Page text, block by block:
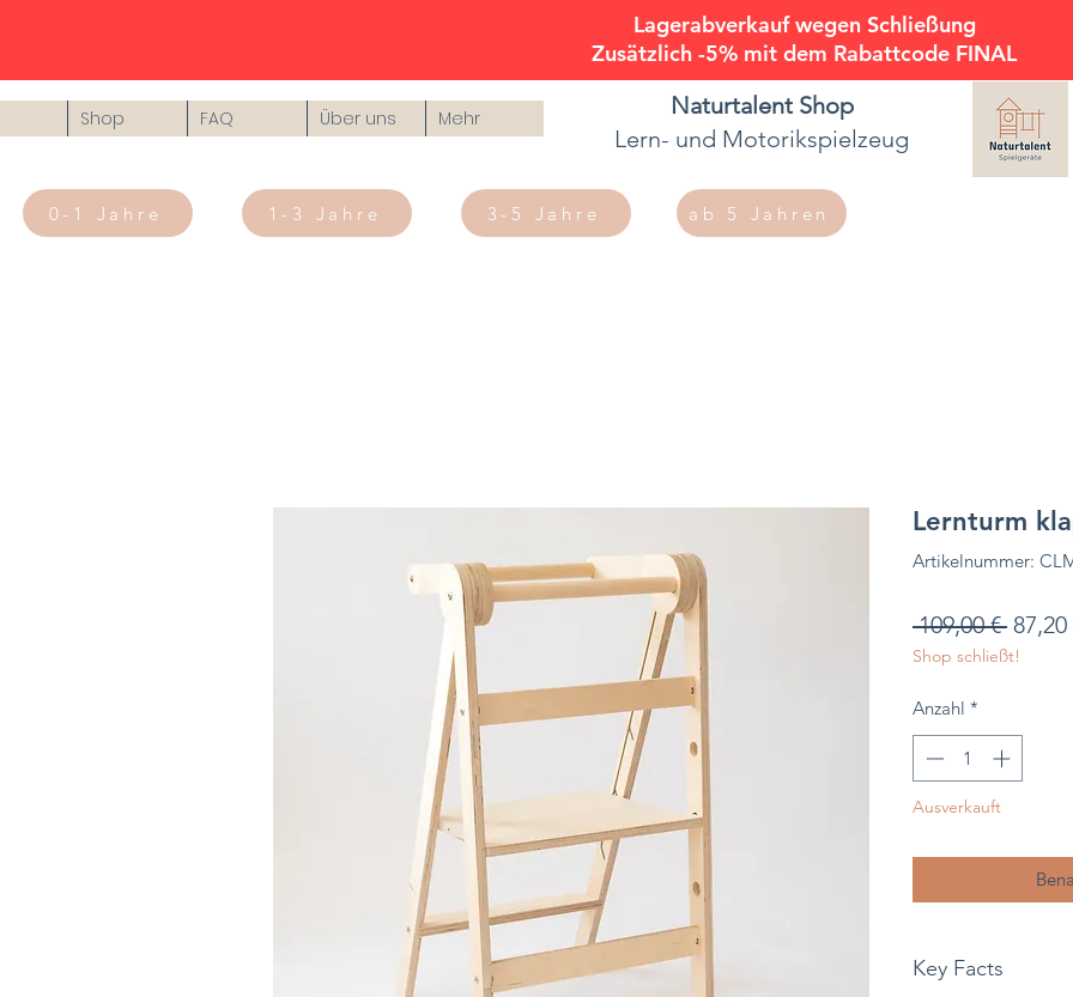
Shop FAQ Über uns Mehr Naturtalent Shop
Lern- und Motorikspielzeug
0-1 Jahre 1-3 Jahre 3-5 Jahre ab 5 Jahren
Lagerabverkauf wegen Schließung
Zusätzlich -5% mit dem Rabattcode FINAL
Lernturm
Artikelnummer:
109,00 € 87,20
Shop schließt!
Anzahl *
Ausverkauft
Key Facts